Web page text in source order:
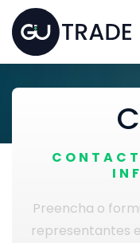
Preencha o
representantes